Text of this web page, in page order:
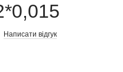
Написати відгук